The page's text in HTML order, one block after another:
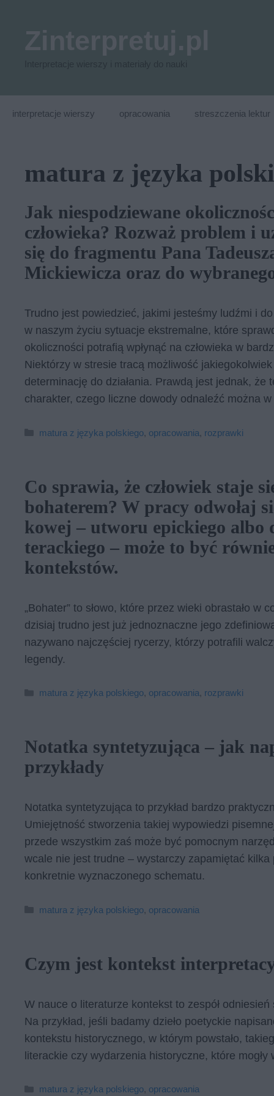
interpretacje wierszy opracowania streszczenia lektur
matura z języka
Jak niespodziewane
człowieka? Rozważ problem i
się do fragmentu Pana
Mickiewicza oraz do
Trudno jest powiedzieć, jakimi jesteśmy ludźmi i
w naszym życiu sytuacje ekstremalne, które
okoliczności potrafią wpłynąć na człowieka w
Niektórzy w stresie tracą możliwość
determinację do działania. Prawdą jest jednak,
charakter, czego liczne dowody odnaleźć można w
Kategorie
matura z języka polskiego, opracowania, rozprawki
Co sprawia, że człowiek staje
bohaterem? W pra­cy od­wo­łaj
ko­wej – utwo­ru epic­kie­go
te­rac­kie­go – może to być
kon­tek­stów.
„Bohater” to słowo, które przez wieki obrastało
dzisiaj trudno jest już jednoznaczne jego
nazywano najczęściej rycerzy, którzy potrafili
legendy.
Kategorie
matura z języka polskiego, opracowania, rozprawki
Notatka syntetyzująca – jak
przykłady
Notatka syntetyzująca to przykład bardzo
Umiejętność stworzenia takiej wypowiedzi
przede wszystkim zaś może być pomocnym
wcale nie jest trudne – wystarczy zapamiętać
konkretnie wyznaczonego schematu.
Kategorie
matura z języka polskiego, opracowania
Czym jest kontekst
W nauce o literaturze kontekst to zespół
Na przykład, jeśli badamy dzieło poetyckie
kontekstu historycznego, w którym powstało,
literackie czy wydarzenia historyczne, które mogły
Kategorie
matura z języka polskiego, opracowania